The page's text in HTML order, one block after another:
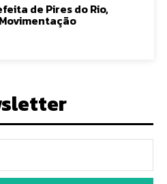
de Pires do Rio,